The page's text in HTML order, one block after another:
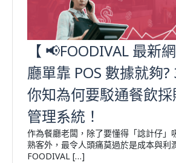
【 📢FOODIVAL 最新
廳單靠 POS 數據就夠
你知為何要駁通餐飲
管理系統！
作為餐廳老闆，除了要懂得「諗計仔」
熟客外，最令人頭痛莫過於是成本與利
FOODIVAL […]